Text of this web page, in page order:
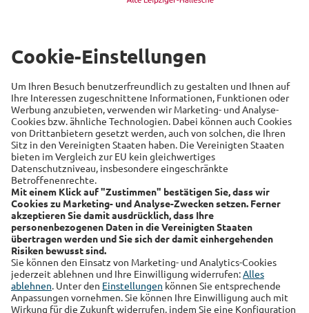
Recht
Auto
Sicherheit
Familie
Links
Alte Leipziger
Hallesche
RSS-Feed
Über uns
Kundenmagazin